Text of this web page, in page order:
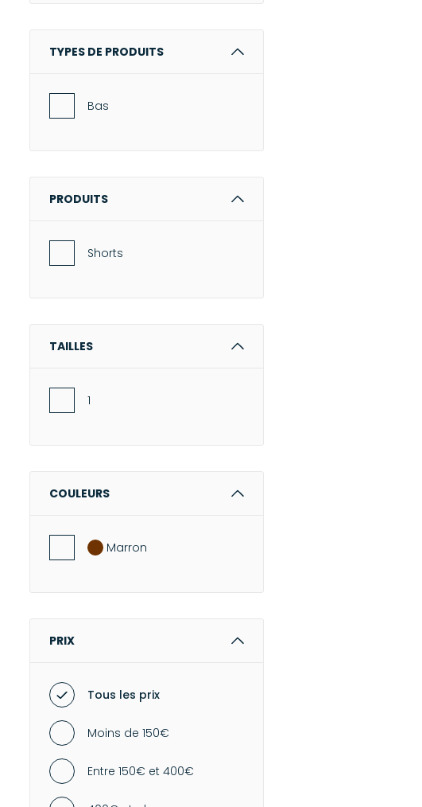
Roseanna
TYPES DE PRODUITS
Bas
PRODUITS
Shorts
TAILLES
1
COULEURS
Marron
PRIX
Tous les prix
Moins de 150€
Entre 150€ et 400€